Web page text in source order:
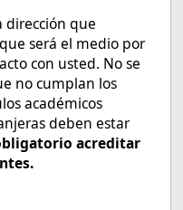
dirección que
será el medio por
con usted. No se
no cumplan los
académicos
deben estar
acreditar